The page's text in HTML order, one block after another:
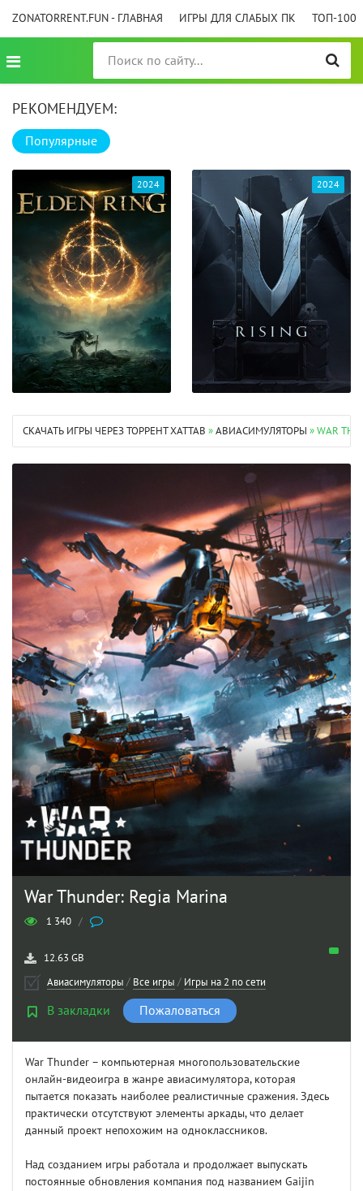
ZONATORRENT.FUN - ГЛАВНАЯ ИГРЫ ДЛЯ СЛАБЫХ ПК ТОП-100
РЕКОМЕНДУЕМ:
Популярные
2024 2024
СКАЧАТЬ ИГРЫ ЧЕРЕЗ ТОРРЕНТ XATTAB »АВИАСИМУЛЯТОРЫ » WAR
War Thunder: Regia Marina
1 340 /
12.63 GB
Авиасимуляторы / Все игры / Игры на 2 по сети
В закладки Пожаловаться
War Thunder – компьютерная многопользовательские
онлайн-видеоигра в жанре авиасимулятора, которая
пытается показать наиболее реалистичные сражения. Здесь
практически отсутствуют элементы аркады, что делает
данный проект непохожим на одноклассников.
Над созданием игры работала и продолжает выпускать
постоянные обновления компания под названием Gaijin